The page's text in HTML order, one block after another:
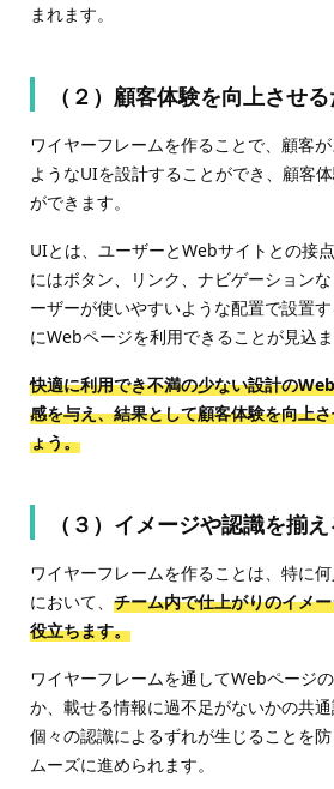
まれます。
（２）顧客体験を向上させ
ワイヤーフレームを作ることで、顧客
ようなUIを設計することができ、顧客
ができます。
UIとは、ユーザーとWebサイトとの接
にはボタン、リンク、ナビゲーション
ーザーが使いやすいような配置で設置
にWebページを利用できることが見込ま
快適に利用でき不満の少ない設計の
感を与え、結果として顧客体験を向上
ょう。
（３）イメージや認識を揃
ワイヤーフレームを作ることは、特に
において、 チーム内で仕上がりのイメ
役立ちます。
ワイヤーフレームを通してWebページ
か、載せる情報に過不足がないかの共通
個々の認識によるずれが生じることを
ムーズに進められます。